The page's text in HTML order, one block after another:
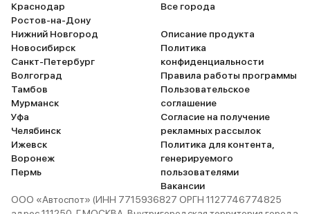
Краснодар
Ростов-на-Дону
Нижний Новгород
Новосибирск
Санкт-Петербург
Волгоград
Тамбов
Мурманск
Уфа
Челябинск
Ижевск
Воронеж
Пермь
Все города
Описание продукта
Политика
конфиденциальности
Правила работы программы
Пользовательское
соглашение
Согласие на получение
рекламных рассылок
Политика для контента,
генерируемого
пользователями
Вакансии
ООО «Автоспот» (ИНН 7715936827 ОРГН 1127746774825